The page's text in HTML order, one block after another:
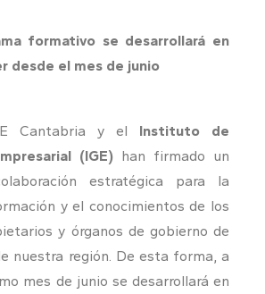
formativo se desarrollará en
desde el mes de junio
Cantabria y el Instituto de
(IGE) han firmado un
estratégica para la
y el conocimientos de los
y órganos de gobierno de
nuestra región. De esta forma, a
mes de junio se desarrollará en